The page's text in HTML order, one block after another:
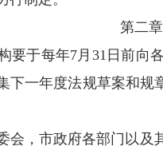
排立法经费的调配使
法规草案和规章制
政府、经济区管委